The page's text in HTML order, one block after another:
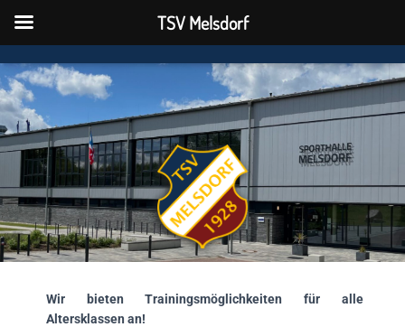
TSV Melsdorf
N
A
V
G
O
N
U
M
S
Wir bieten Trainingsmöglichkeiten für alle
Altersklassen an!
TSV Melsdorf